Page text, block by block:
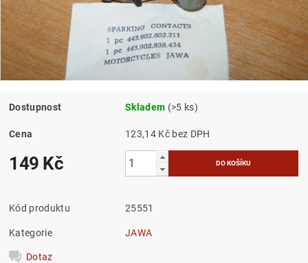
Dostupnost Skladem (>5 ks)
Cena 123,14 Kč bez DPH
149 Kč
Kód produktu 25551
Kategorie JAWA
Dotaz